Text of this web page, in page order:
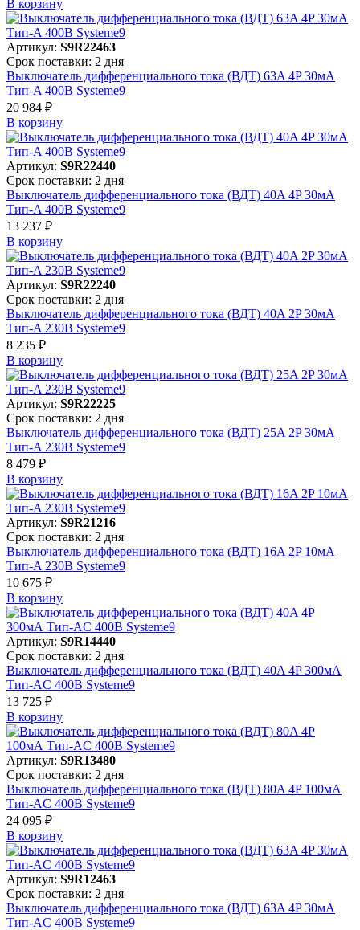
В корзинy
Артикул: S9R22463
Срок поставки: 2 дня
Выключатель дифференциального тока (ВДТ) 63A 4P 30мА
Тип-A 400В Systeme9
20 984 ₽
В корзинy
Артикул: S9R22440
Срок поставки: 2 дня
Выключатель дифференциального тока (ВДТ) 40A 4P 30мА
Тип-A 400В Systeme9
13 237 ₽
В корзинy
Артикул: S9R22240
Срок поставки: 2 дня
Выключатель дифференциального тока (ВДТ) 40A 2P 30мА
Тип-A 230В Systeme9
8 235 ₽
В корзинy
Артикул: S9R22225
Срок поставки: 2 дня
Выключатель дифференциального тока (ВДТ) 25A 2P 30мА
Тип-A 230В Systeme9
8 479 ₽
В корзинy
Артикул: S9R21216
Срок поставки: 2 дня
Выключатель дифференциального тока (ВДТ) 16A 2P 10мА
Тип-A 230В Systeme9
10 675 ₽
В корзинy
Артикул: S9R14440
Срок поставки: 2 дня
Выключатель дифференциального тока (ВДТ) 40A 4P 300мА
Тип-AC 400В Systeme9
13 725 ₽
В корзинy
Артикул: S9R13480
Срок поставки: 2 дня
Выключатель дифференциального тока (ВДТ) 80A 4P 100мА
Тип-AC 400В Systeme9
24 095 ₽
В корзинy
Артикул: S9R12463
Срок поставки: 2 дня
Выключатель дифференциального тока (ВДТ) 63A 4P 30мА
Тип-AC 400В Systeme9